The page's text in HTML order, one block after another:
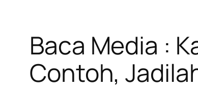
Baca Media :
Contoh,